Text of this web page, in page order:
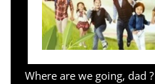
Where are we going, dad